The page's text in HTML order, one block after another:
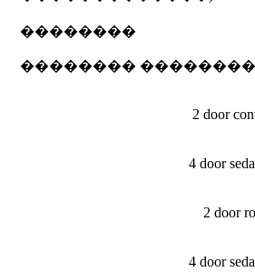
��������
��������
2 door
4 door
2 door
4 door